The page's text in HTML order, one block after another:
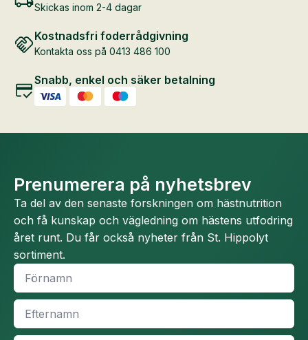
Skickas inom 2-4 dagar
Kostnadsfri foderrådgivning
Kontakta oss på 0413 486 100
Snabb, enkel och säker betalning
Prenumerera på nyhetsbrev
Ta del av den senaste forskningen om hästnutrition
och få kunskap och vägledning om hästens utfodring
året runt. Du får också nyheter från St. Hippolyt
sortiment.
Namn
Efternamn